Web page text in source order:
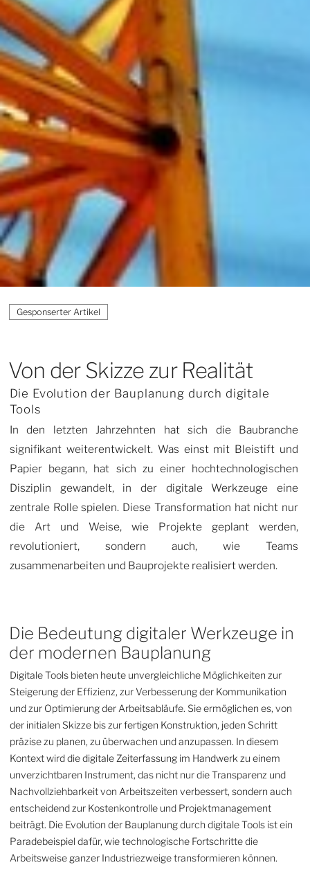
Von der Skizze zur Realität
Die Evolution der Bauplanung durch digitale
Tools
In den letzten Jahrzehnten hat sich die Baubranche
signifikant weiterentwickelt. Was einst mit Bleistift und
Papier begann, hat sich zu einer hochtechnologischen
Disziplin gewandelt, in der digitale Werkzeuge eine
zentrale Rolle spielen. Diese Transformation hat nicht nur
die Art und Weise, wie Projekte geplant werden,
revolutioniert, sondern auch, wie Teams
zusammenarbeiten und Bauprojekte realisiert werden.
Die Bedeutung digitaler Werkzeuge in
der modernen Bauplanung
Digitale Tools bieten heute unvergleichliche Möglichkeiten zur
Steigerung der Effizienz, zur Verbesserung der Kommunikation
und zur Optimierung der Arbeitsabläufe. Sie ermöglichen es, von
der initialen Skizze bis zur fertigen Konstruktion, jeden Schritt
präzise zu planen, zu überwachen und anzupassen. In diesem
Kontext wird die digitale Zeiterfassung im Handwerk zu einem
unverzichtbaren Instrument, das nicht nur die Transparenz und
Nachvollziehbarkeit von Arbeitszeiten verbessert, sondern auch
entscheidend zur Kostenkontrolle und Projektmanagement
beiträgt. Die Evolution der Bauplanung durch digitale Tools ist ein
Paradebeispiel dafür, wie technologische Fortschritte die
Arbeitsweise ganzer Industriezweige transformieren können.